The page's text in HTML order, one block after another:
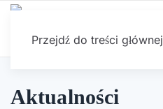
Przejdź do treści głównej
Aktualności